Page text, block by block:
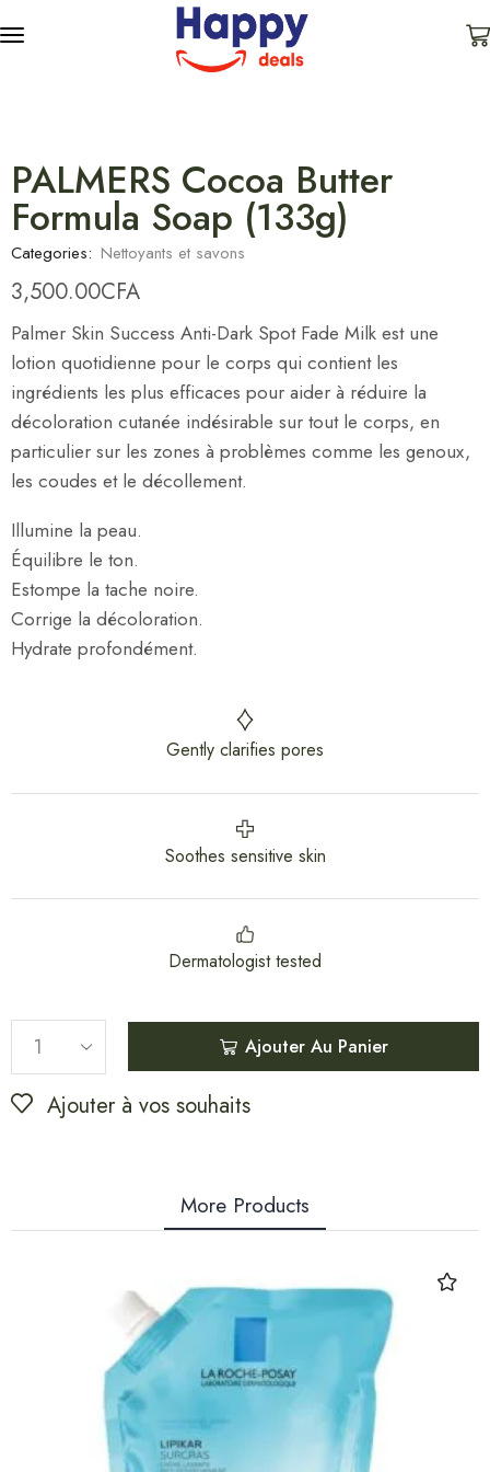
PALMERS Cocoa Butter
Formula Soap (133g)
Categories: Nettoyants et savons
3,500.00CFA
Palmer Skin Success Anti-Dark Spot Fade Milk est une
lotion quotidienne pour le corps qui contient les
ingrédients les plus efficaces pour aider à réduire la
décoloration cutanée indésirable sur tout le corps, en
particulier sur les zones à problèmes comme les genoux,
les coudes et le décollement.
Illumine la peau.
Équilibre le ton.
Estompe la tache noire.
Corrige la décoloration.
Hydrate profondément.
Gently clarifies pores
Soothes sensitive skin
Dermatologist tested
Ajouter Au Panier
Ajouter à vos souhaits
More Products